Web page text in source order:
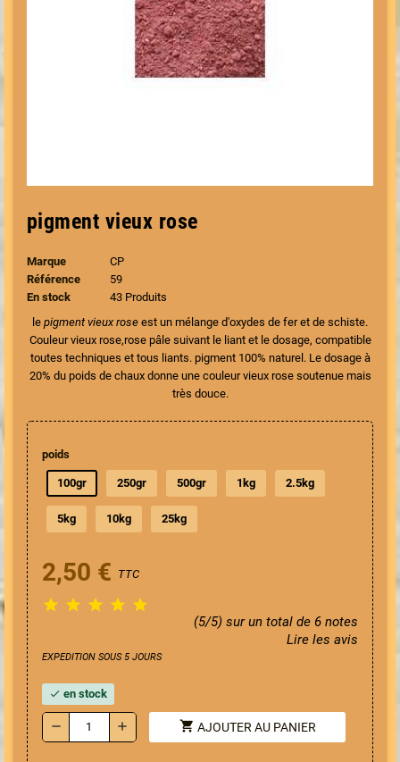
pigment vieux rose
Marque
CP
Référence
59
En stock
43 Produits
le pigment vieux rose est un mélange d'oxydes de fer et de schiste.
Couleur vieux rose,rose pâle suivant le liant et le dosage, compatible
toutes techniques et tous liants. pigment 100% naturel. Le dosage à
20% du poids de chaux donne une couleur vieux rose soutenue mais
très douce.
poids
100gr 250gr 500gr 1kg 2.5kg
5kg 10kg 25kg
2,50 € TTC
    
(5/5) sur un total de 6 notes
Lire les avis
EXPEDITION SOUS 5 JOURS
check en stock
remove add shopping_cart AJOUTER AU PANIER